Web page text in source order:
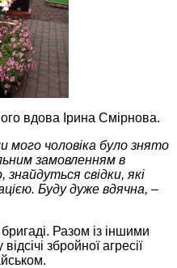
вдова Ірина Смірнова.
мого чоловіка було знято
замовленням в
свідки, які
Буду дуже вдячна, –
Разом із іншими
збройної агресії